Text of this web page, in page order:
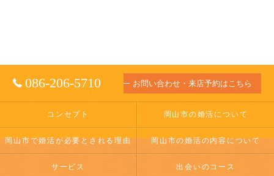
086-206-5710 お問い合わせ・来店予約はこちら
コンセプト 岡山市の婚活について
岡山市で婚活が必要とされる理由 岡山市の婚活の内容について
サービス 出会いのコース